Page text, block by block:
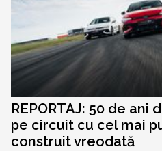
REPORTAJ: 50 de ani
pe circuit cu cel mai
construit vreodată